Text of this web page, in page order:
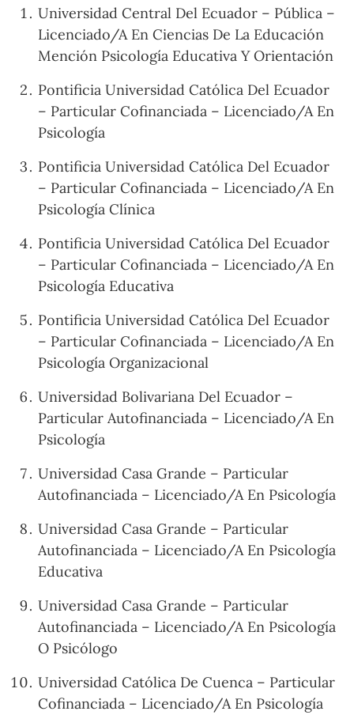
Universidad Central Del Ecuador – Pública –
Licenciado/A En Ciencias De La Educación
Mención Psicología Educativa Y Orientación
Pontificia Universidad Católica Del Ecuador
– Particular Cofinanciada – Licenciado/A En
Psicología
Pontificia Universidad Católica Del Ecuador
– Particular Cofinanciada – Licenciado/A En
Psicología Clínica
Pontificia Universidad Católica Del Ecuador
– Particular Cofinanciada – Licenciado/A En
Psicología Educativa
Pontificia Universidad Católica Del Ecuador
– Particular Cofinanciada – Licenciado/A En
Psicología Organizacional
Universidad Bolivariana Del Ecuador –
Particular Autofinanciada – Licenciado/A En
Psicología
Universidad Casa Grande – Particular
Autofinanciada – Licenciado/A En Psicología
Universidad Casa Grande – Particular
Autofinanciada – Licenciado/A En Psicología
Educativa
Universidad Casa Grande – Particular
Autofinanciada – Licenciado/A En Psicología
O Psicólogo
Universidad Católica De Cuenca – Particular
Cofinanciada – Licenciado/A En Psicología